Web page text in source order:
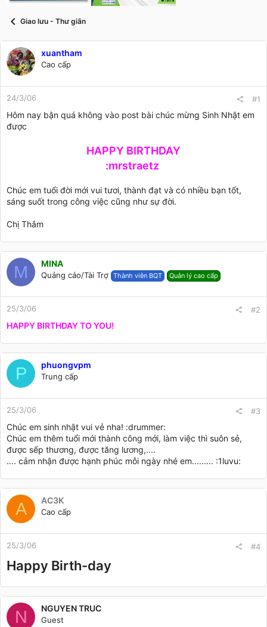
a
r
Giao lưu - Thư giãn
xuantham
Cao cấp
24/3/06 #1
Hôm nay bận quá không vào post bài chúc mừng Sinh Nhật em
được
HAPPY BIRTHDAY
:mrstraetz
Chúc em tuổi đời mới vui tươi, thành đạt và có nhiều bạn tốt,
sáng suốt trong công việc cũng như sự đời.
Chị Thắm
M MINA
Quảng cáo/Tài Trợ Thành viên BQT Quản lý cao cấp
25/3/06 #2
HAPPY BIRTHDAY TO YOU!
P phuongvpm
Trung cấp
25/3/06 #3
Chúc em sinh nhật vui vẻ nha! :drummer:
Chúc em thêm tuổi mới thành công mới, làm việc thì suôn sẻ,
được sếp thương, được tăng lương,....
.... cảm nhận được hạnh phúc mỗi ngày nhé em......... :1luvu:
A AC3K
Cao cấp
25/3/06 #4
Happy Birth-day
N NGUYEN TRUC
Guest